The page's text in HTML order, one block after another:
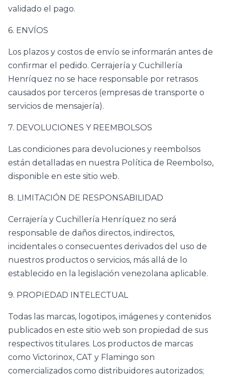
validado el pago.
6. ENVÍOS
Los plazos y costos de envío se informarán antes de
confirmar el pedido. Cerrajería y Cuchillería
Henríquez no se hace responsable por retrasos
causados por terceros (empresas de transporte o
servicios de mensajería).
7. DEVOLUCIONES Y REEMBOLSOS
Las condiciones para devoluciones y reembolsos
están detalladas en nuestra Política de Reembolso,
disponible en este sitio web.
8. LIMITACIÓN DE RESPONSABILIDAD
Cerrajería y Cuchillería Henríquez no será
responsable de daños directos, indirectos,
incidentales o consecuentes derivados del uso de
nuestros productos o servicios, más allá de lo
establecido en la legislación venezolana aplicable.
9. PROPIEDAD INTELECTUAL
Todas las marcas, logotipos, imágenes y contenidos
publicados en este sitio web son propiedad de sus
respectivos titulares. Los productos de marcas
como Victorinox, CAT y Flamingo son
comercializados como distribuidores autorizados;